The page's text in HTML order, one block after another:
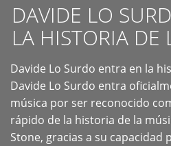
DAVIDE LO
LA HISTORIA DE
Davide Lo Surdo entra en la
Davide Lo Surdo entra
música por ser reconocido
rápido de la historia de la
Stone, gracias a su